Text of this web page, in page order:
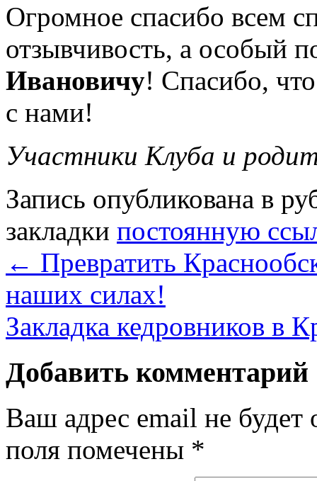
Огромное спасибо всем
отзывчивость, а особый
Ивановичу! Спасибо,
с нами!
Участники Клуба и
Запись опубликована в
закладки постоянную
← Превратить
наших силах!
Закладка кедровников в
Добавить комментарий
Ваш адрес email не будет
поля помечены *